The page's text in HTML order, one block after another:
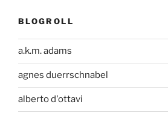
BLOGROLL
a.k.m. adams
agnes duerrschnabel
alberto d'ottavi